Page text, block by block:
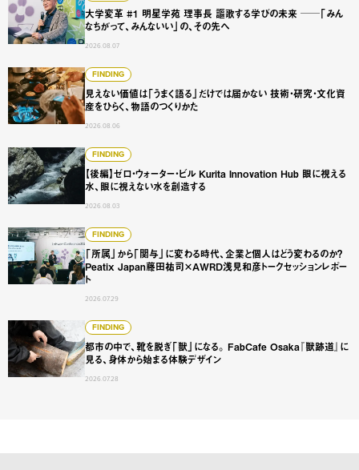
大学変革 #1 明星学苑 理事長 謳歌する学びの未来 ──「みん
なちがって、みんないい」の、その先へ
2026.08.07
FINDING
見えない価値は「うまく語る」だけでは届かない 技術・研究・文化資
産をひらく、物語のつくりかた
2026.08.06
見えない価値は「うまく語る」だけでは届かない 技術・研
FINDING
【後編】ゼロ・ウォーター・ビル Kurita Innovation Hub 眼に視える
水、眼に視えない水を創造する
2026.08.03
【後編】ゼロ・ウォーター・ビル Kurita Innovation Hub 眼
FINDING
「所属」から「関与」に変わる時代、企業と個人はどう変わるのか？
Peatix Japan藤田祐司×AWRD浅見和彦トークセッションレポー
ト
2026.07.29
「所属」から「関与」に変わる時代、企業と個人はどう変
FINDING
都市の中で、靴を脱ぎ「獣」になる。 FabCafe Osaka『獣跡道』に
見る、身体から始まる体験デザイン
2026.07.28
都市の中で、靴を脱ぎ「獣」になる。 FabCafe Osaka『獣